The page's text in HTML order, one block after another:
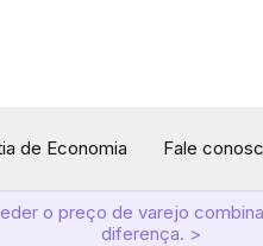
de Economia Fale
o preço de varejo
diferença. >